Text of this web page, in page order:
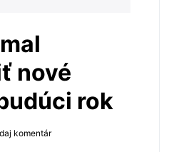
nové
rok
komentár